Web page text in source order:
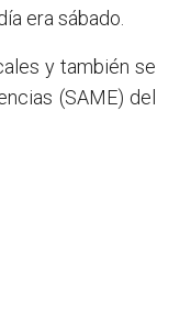
era sábado.
y también se
(SAME) del